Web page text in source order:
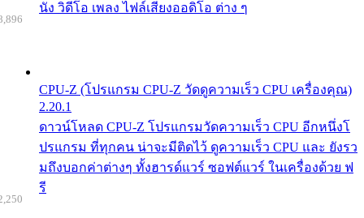
นัง วิดีโอ เพลง ไฟล์เสียงออดิโอ ต่าง ๆ
CPU-Z (โปรแกรม CPU-Z วัดดูความเร็ว CPU เครื่องคุณ)
2.20.1
ดาวน์โหลด CPU-Z โปรแกรมวัดความเร็ว CPU อีกหนึ่งโ
ปรแกรม ที่ทุกคน น่าจะมีติดไว้ ดูความเร็ว CPU และ ยังรว
มถึงบอกค่าต่างๆ ทั้งฮารด์แวร์ ซอฟต์แวร์ ในเครื่องด้วย ฟ
รี